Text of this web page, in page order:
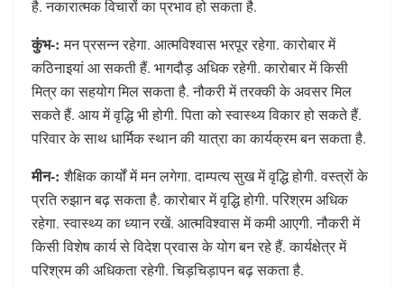
है. नकारात्मक विचारों का प्रभाव हो सकता है.
कुंभ-: मन प्रसन्न रहेगा. आत्मविश्वास भरपूर रहेगा. कारोबार में
कठिनाइयां आ सकती हैं. भागदौड़ अधिक रहेगी. कारोबार में किसी
मित्र का सहयोग मिल सकता है. नौकरी में तरक्की के अवसर मिल
सकते हैं. आय में वृद्धि भी होगी. पिता को स्वास्थ्‍य विकार हो सकते हैं.
परिवार के साथ धार्मिक स्थान की यात्रा का कार्यक्रम बन सकता है.
मीन-: शैक्षिक कार्यों में मन लगेगा. दाम्पत्य सुख में वृद्धि होगी. वस्त्रों के
प्रति रुझान बढ़ सकता है. कारोबार में वृद्धि होगी. परिश्रम अधिक
रहेगा. स्वास्थ्‍य का ध्यान रखें. आत्मविश्वास में कमी आएगी. नौकरी में
किसी विशेष कार्य से विदेश प्रवास के योग बन रहे हैं. कार्यक्षेत्र में
परिश्रम की अधिकता रहेगी. चिड़चिड़ापन बढ़ सकता है.